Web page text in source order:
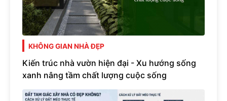
KHÔNG GIAN NHÀ ĐẸP
Kiến trúc nhà vườn hiện đại - Xu hướng sống
xanh nâng tầm chất lượng cuộc sống